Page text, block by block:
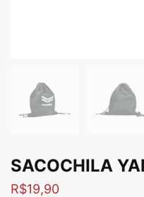
SACOCHILA
R$19,90